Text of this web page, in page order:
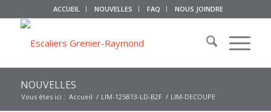
ACCUEIL NOUVELLES FAQ NOUS JOINDRE
NOUVELLES
Vous êtes ici : Accueil / LIM-125B13-LD-B2F / LIM-DECOUPE